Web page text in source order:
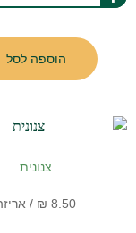
הוספה לסל
צנונית